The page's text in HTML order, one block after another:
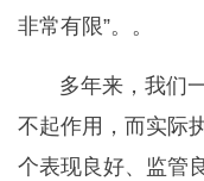
非常有限”。。
多年来，我们
不起作用，而实际
个表现良好、监管